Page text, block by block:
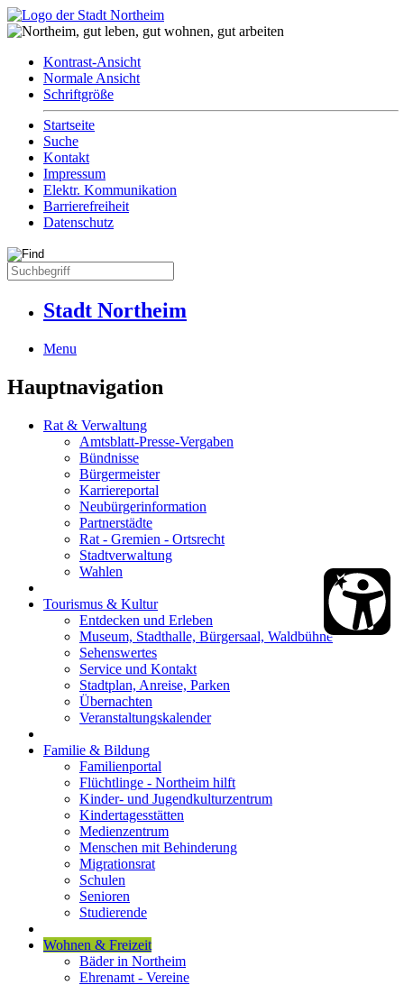
Kontrast-Ansicht
Normale Ansicht
Schriftgröße
Startseite
Suche
Kontakt
Impressum
Elektr. Kommunikation
Barrierefreiheit
Datenschutz
Stadt Northeim
Menu
Hauptnavigation
Rat & Verwaltung
Amtsblatt-Presse-Vergaben
Bündnisse
Bürgermeister
Karriereportal
Neubürgerinformation
Partnerstädte
Rat - Gremien - Ortsrecht
Stadtverwaltung
Wahlen
Tourismus & Kultur
Entdecken und Erleben
Museum, Stadthalle, Bürgersaal, Waldbühne
Sehenswertes
Service und Kontakt
Stadtplan, Anreise, Parken
Übernachten
Veranstaltungskalender
Familie & Bildung
Familienportal
Flüchtlinge - Northeim hilft
Kinder- und Jugendkulturzentrum
Kindertagesstätten
Medienzentrum
Menschen mit Behinderung
Migrationsrat
Schulen
Senioren
Studierende
Wohnen & Freizeit
Bäder in Northeim
Ehrenamt - Vereine